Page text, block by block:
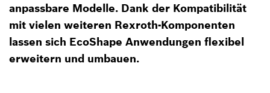
anpassbare Modelle. Dank der Kompatibilität
mit vielen weiteren Rexroth-Komponenten
lassen sich EcoShape Anwendungen flexibel
erweitern und umbauen.